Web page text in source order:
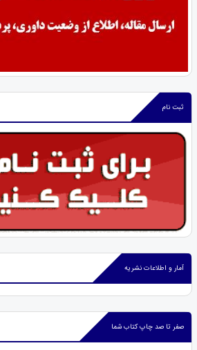
ثبت نام
آمار و اطلاعات نشریه
صفر تا صد چاپ کتاب شما